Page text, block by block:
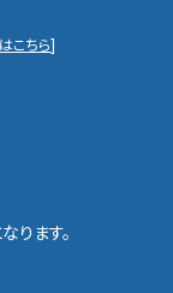
こちら]
ます。